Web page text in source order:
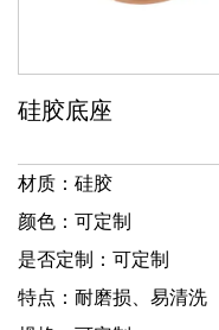
硅胶底座
材质：硅胶
颜色：可定制
是否定制：可定制
特点：耐磨损、易清洗